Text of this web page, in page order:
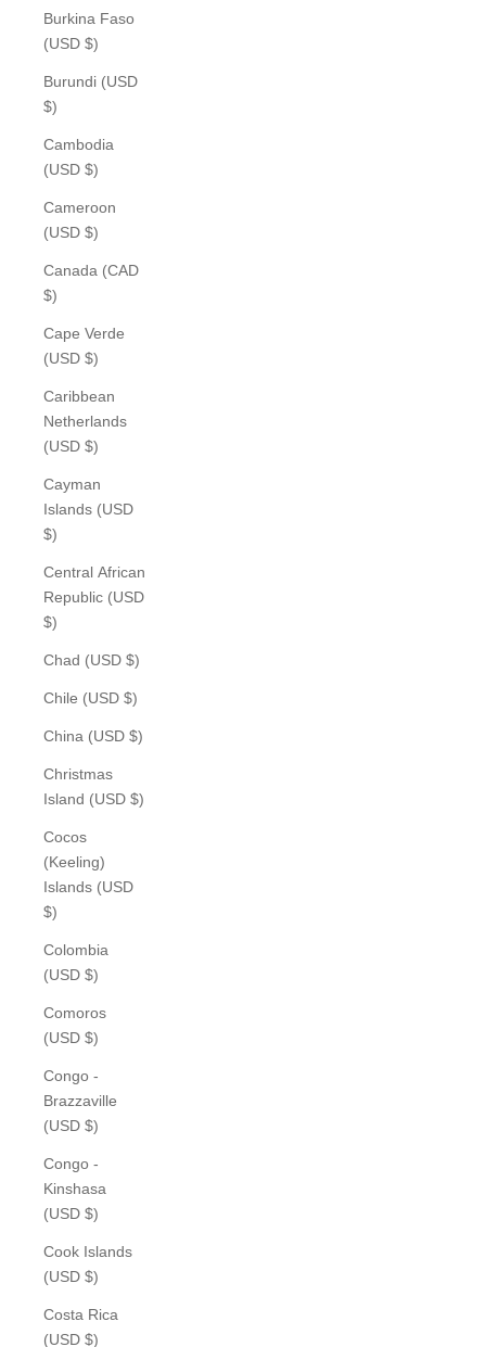
Burkina Faso
(USD $)
Burundi (USD
$)
Cambodia
(USD $)
Cameroon
(USD $)
Canada (CAD
$)
Cape Verde
(USD $)
Caribbean
Netherlands
(USD $)
Cayman
Islands (USD
$)
Central African
Republic (USD
$)
Chad (USD $)
Chile (USD $)
China (USD $)
Christmas
Island (USD $)
Cocos
(Keeling)
Islands (USD
$)
Colombia
(USD $)
Comoros
(USD $)
Congo -
Brazzaville
(USD $)
Congo -
Kinshasa
(USD $)
Cook Islands
(USD $)
Costa Rica
(USD $)